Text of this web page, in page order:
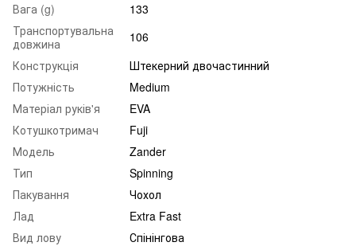
Вага (g)
133
Транспортувальна
довжина
106
Конструкція
Штекерний двочастинний
Потужність
Medium
Матеріал руків'я
EVA
Котушкотримач
Fuji
Модель
Zander
Тип
Spinning
Пакування
Чохол
Лад
Extra Fast
Вид лову
Спінінгова